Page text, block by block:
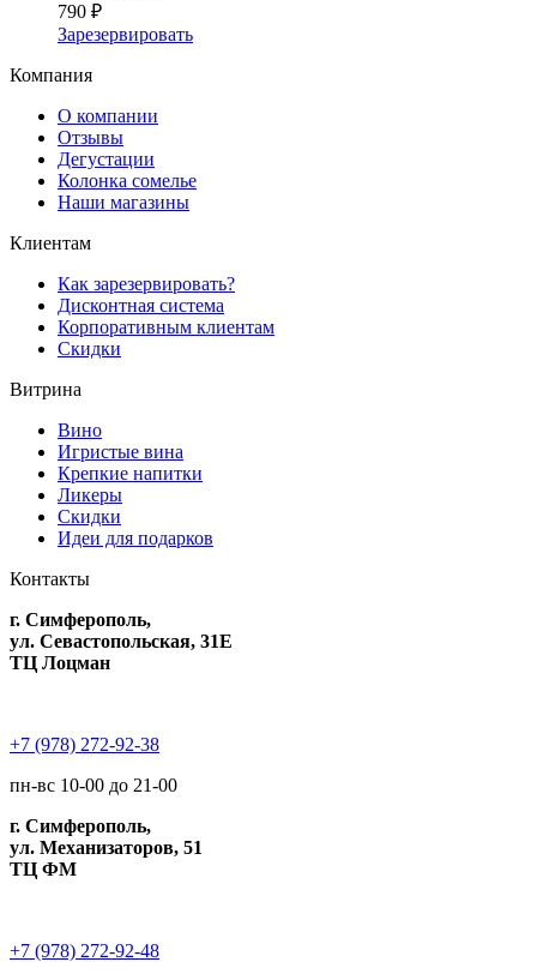
790 ₽
Зарезервировать
Компания
О компании
Отзывы
Дегустации
Колонка сомелье
Наши магазины
Клиентам
Как зарезервировать?
Дисконтная система
Корпоративным клиентам
Скидки
Витрина
Вино
Игристые вина
Крепкие напитки
Ликеры
Скидки
Идеи для подарков
Контакты
г. Симферополь,
ул. Севастопольская, 31Е
ТЦ Лоцман
+7 (978) 272-92-38
пн-вс 10-00 до 21-00
г. Симферополь,
ул. Механизаторов, 51
ТЦ ФМ
+7 (978) 272-92-48